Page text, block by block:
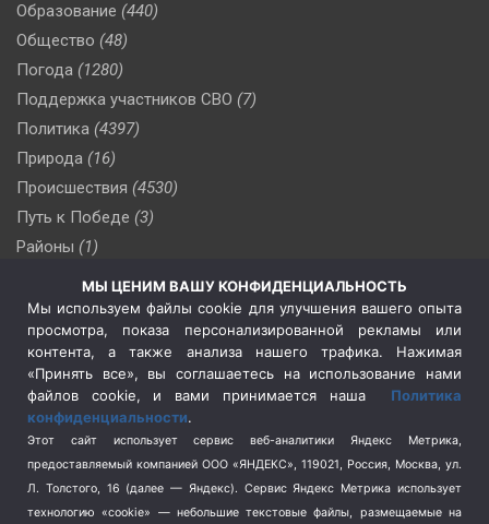
Образование (440)
Общество (48)
Погода (1280)
Поддержка участников СВО (7)
Политика (4397)
Природа (16)
Происшествия (4530)
Путь к Победе (3)
Районы (1)
(510)
Сельское хозяйство (3)
Социальная политика
(3)
Спецоперация в Украине
Спецоперация на Украине
(404)
Спорт (740)
Терроризм (1)
Транспорт (262)
МЫ ЦЕНИМ ВАШУ КОНФИДЕНЦИАЛЬНОСТЬ
Мы используем файлы cookie для улучшения вашего опыта
просмотра, показа персонализированной рекламы или
контента, а также анализа нашего трафика. Нажимая
«Принять все», вы соглашаетесь на использование нами
файлов cookie, и вами принимается наша Политика
конфиденциальности.
Этот сайт использует сервис веб-аналитики Яндекс Метрика,
предоставляемый компанией ООО «ЯНДЕКС», 119021, Россия, Москва, ул.
Л. Толстого, 16 (далее — Яндекс). Сервис Яндекс Метрика использует
технологию «cookie» — небольшие текстовые файлы, размещаемые на